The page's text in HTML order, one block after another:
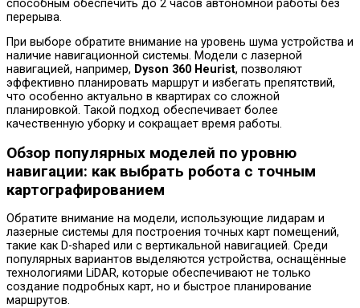
способным обеспечить до 2 часов автономной работы без
перерыва.
При выборе обратите внимание на уровень шума устройства и
наличие навигационной системы. Модели с лазерной
навигацией, например, Dyson 360 Heurist, позволяют
эффективно планировать маршрут и избегать препятствий,
что особенно актуально в квартирах со сложной
планировкой. Такой подход обеспечивает более
качественную уборку и сокращает время работы.
Обзор популярных моделей по уровню
навигации: как выбрать робота с точным
картографированием
Обратите внимание на модели, использующие лидарам и
лазерные системы для построения точных карт помещений,
такие как D-shaped или с вертикальной навигацией. Среди
популярных вариантов выделяются устройства, оснащённые
технологиями LiDAR, которые обеспечивают не только
создание подробных карт, но и быстрое планирование
маршрутов.